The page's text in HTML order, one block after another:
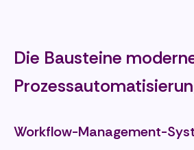
Die Bausteine
Workflow-Management-